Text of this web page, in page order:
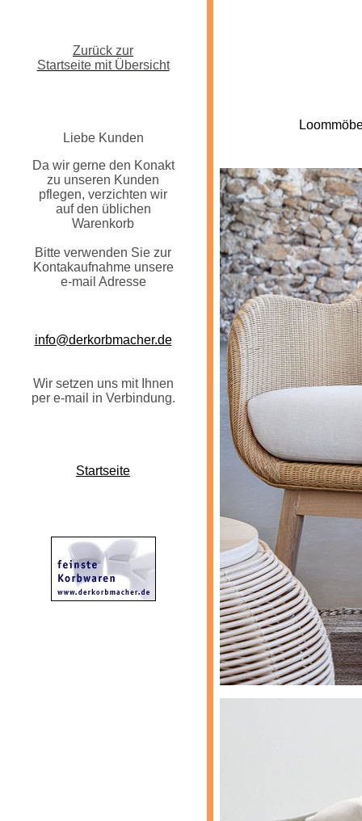
Zurück zur
Startseite mit Übersicht
Liebe Kunden
Da wir gerne den Konakt
zu unseren Kunden
pflegen, verzichten wir
auf den üblichen
Warenkorb
Bitte verwenden Sie zur
Kontakaufnahme unsere
e-mail Adresse
info@derkorbmacher.de
Wir setzen uns mit Ihnen
per e-mail in Verbindung.
Startseite